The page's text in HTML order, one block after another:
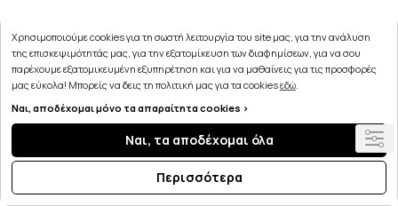
45.52€
ΣΤΟ ΚΑΛΑΘΙ
Χρησιμοποιούμε cookies για τη σωστή λειτουργία του site μας, για την ανάλυση
της επισκεψιμότητάς μας, για την εξατομίκευση των διαφημίσεων, για να σου
παρέχουμε εξατομικευμένη εξυπηρέτηση και για να μαθαίνεις για τις προσφορές
μας εύκολα! Μπορείς να δεις τη πολιτική μας για τα cookiesεδώ.
Ναι, αποδέχομαι μόνο τα απαραίτητα cookies >
Ναι, τα αποδέχομαι όλα
Περισσότερα